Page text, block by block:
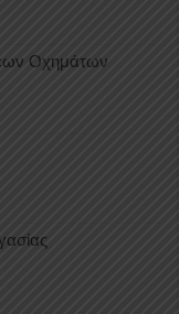
Οχημάτων